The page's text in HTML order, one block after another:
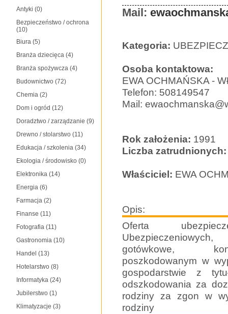
Antyki (0)
Bezpieczeństwo / ochrona
(10)
Biura (5)
Branża dziecięca (4)
Branża spożywcza (4)
Budownictwo (72)
Chemia (2)
Dom i ogród (12)
Doradztwo / zarządzanie (9)
Drewno / stolarstwo (11)
Edukacja / szkolenia (34)
Ekologia / środowisko (0)
Elektronika (14)
Energia (6)
Farmacja (2)
Finanse (11)
Fotografia (11)
Gastronomia (10)
Handel (13)
Hotelarstwo (8)
Informatyka (24)
Jubilerstwo (1)
Klimatyzacje (3)
Mail:
Kategoria:
Osoba kontaktowa:
EWA OCHMAŃSKA -
Telefon: 508149547
Mail:
Rok założenia: 1991
Liczba zatrudnionych:
Właściciel: EWA
Opis:
Oferta
gotówkowe,
poszkodowanym w
gospodarstwie z
odszkodowania za
rodziny za zgon w
rodziny